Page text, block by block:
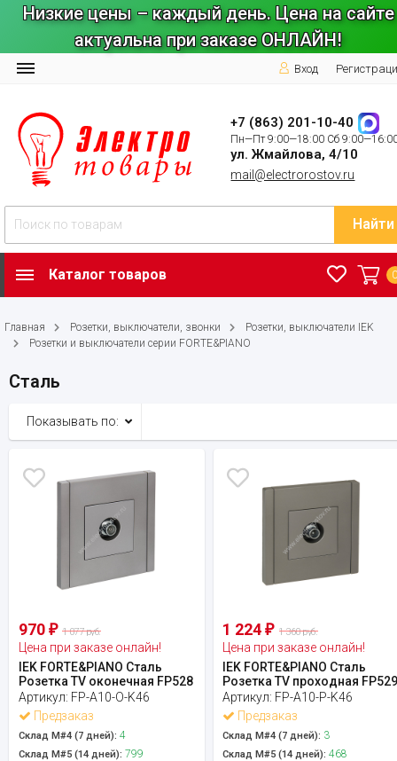
Низкие цены – каждый день. Цена на сайте
актуальна при заказе ОНЛАЙН!
Вход
+7 (863) 201-10-40
Пн—Пт 9:00—18:00 Сб
ул. Жмайлова, 4/10
mail@electrorostov.ru
Найти
Каталог товаров
Главная Розетки, выключатели, звонки
Розетки, выключатели IEK
Розетки и выключатели серии FORTE&PIANO
Сталь
Показывать по:
970 ₽ 1 077 руб.
Цена при заказе онлайн!
IEK FORTE&PIANO Сталь
Розетка TV оконечная FP528
Артикул: FP-A10-O-K46
Предзаказ
Склад М#4 (7 дней): 4
Склад М#5 (14 дней): 799
1 224₽ 1 360 руб.
Цена при заказе онлайн!
IEK FORTE&PIANO Сталь
Розетка TV проходная
Артикул: FP-A10-P-K46
Предзаказ
Склад М#4 (7 дней): 3
Склад М#5 (14 дней): 468